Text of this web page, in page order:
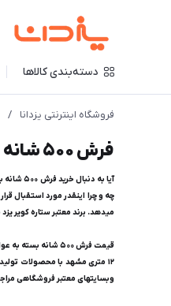
دسته‌بندی کالاها
فروشگاه اینترنتی یزدانا /
فرش 500 شانه
میدهد. برند معتبر ستاره کویر یزد با تولید فرش 500 شانه ستاره کویر یزد در طرحها و کلکسیونهای متنوعی چون ایساتیس و سلطان آباد، توانسته است جایگاه ویژهای
وبسایتهای معتبر فروشگاهی